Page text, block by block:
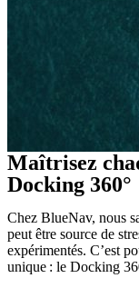
Maîtrisez
Docking 360°
Chez BlueNav, nous
peut être source de
expérimentés. C’est
unique : le Docking